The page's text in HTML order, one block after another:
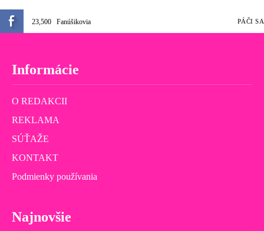
23,500 Fanúšikovia PÁČI SA
Informácie
O REDAKCII
REKLAMA
SÚŤAŽE
KONTAKT
Podmienky používania
Najnovšie